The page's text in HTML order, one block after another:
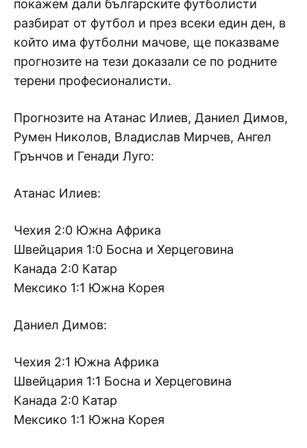
покажем дали българските футболисти
разбират от футбол и през всеки един ден, в
който има футболни мачове, ще показваме
прогнозите на тези доказали се по родните
терени професионалисти.
Прогнозите на Атанас Илиев, Даниел Димов,
Румен Николов, Владислав Мирчев, Ангел
Грънчов и Генади Луго:
Атанас Илиев:
Чехия 2:0 Южна Африка
Швейцария 1:0 Босна и Херцеговина
Канада 2:0 Катар
Мексико 1:1 Южна Корея
Даниел Димов:
Чехия 2:1 Южна Африка
Швейцария 1:1 Босна и Херцеговина
Канада 2:0 Катар
Мексико 1:1 Южна Корея